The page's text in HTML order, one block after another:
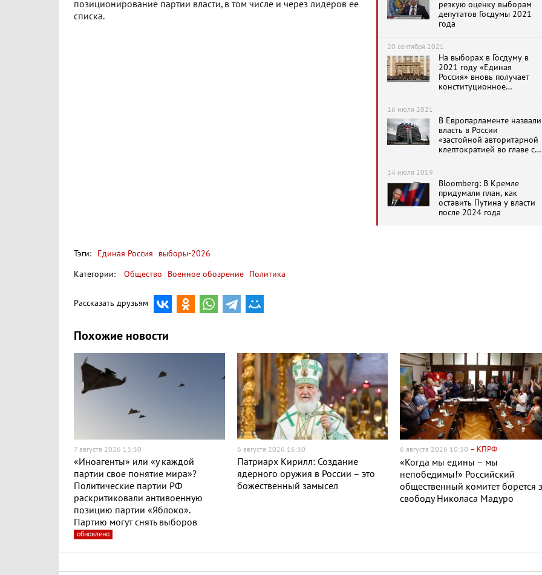
резкую оценку выборам
депутатов Госдумы 2021
года
20 сентября 2021
На выборах в Госдуму в
2021 году «Единая
Россия» вновь получает
конституционное
16 июля 2021
В Европарламенте назвали
власть в России
«застойной авторитарной
клептократией во главе с
олигархами»
14 июля 2019
Bloomberg: В Кремле
придумали план, как
оставить Путина у власти
после 2024 года
позиционирование партии власти, в том числе и через лидеров ее
списка.
Тэги: Единая Россия
выборы-2026
Категории:
Общество Военное обозрение Политика
Рассказать друзьям
Похожие новости
7 августа 2026 13:30
«Иноагенты» или «у каждой
партии свое понятие мира»?
Политические партии РФ
раскритиковали антивоенную
позицию партии «Яблоко».
Партию могут снять выборов
обновлено
6 августа 2026 16:30
Патриарх Кирилл: Создание
ядерного оружия в России – это
божественный замысел
6 августа 2026 10:30 – КПРФ
«Когда мы едины – мы
непобедимы!» Российский
общественный комитет борется
свободу Николаса Мадуро